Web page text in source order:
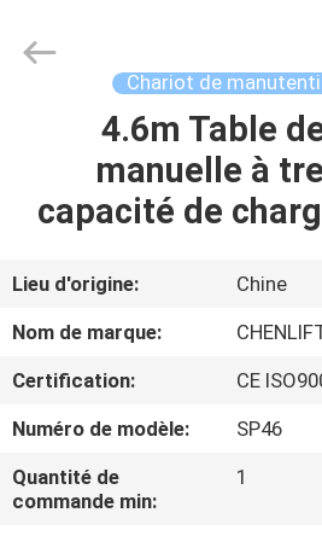
MAISON
PRODUITS
À
DE
NOUS
MACHINERY
Chariot de
4.6m Table
manuelle à
capacité de
Lieu d'origine:
Chine
Nom de marque:
Certification:
CE
Numéro de modèle:
SP46
Quantité de
commande min:
1